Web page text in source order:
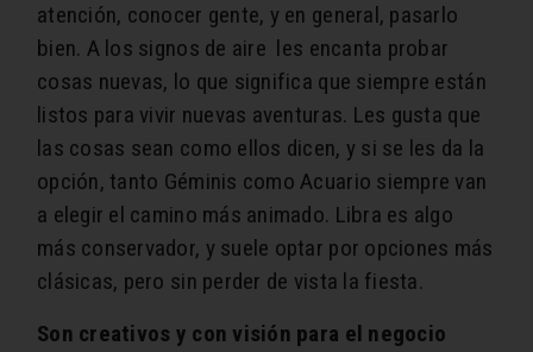
atención, conocer gente, y en general, pasarlo
bien. A los signos de aire les encanta probar
cosas nuevas, lo que significa que siempre están
listos para vivir nuevas aventuras. Les gusta que
las cosas sean como ellos dicen, y si se les da la
opción, tanto Géminis como Acuario siempre van
a elegir el camino más animado. Libra es algo
más conservador, y suele optar por opciones más
clásicas, pero sin perder de vista la fiesta.
Son creativos y con visión para el negocio